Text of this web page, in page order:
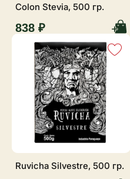
Colon Stevia, 500 гр.
838 ₽
Ruvicha Silvestre, 500 гр.